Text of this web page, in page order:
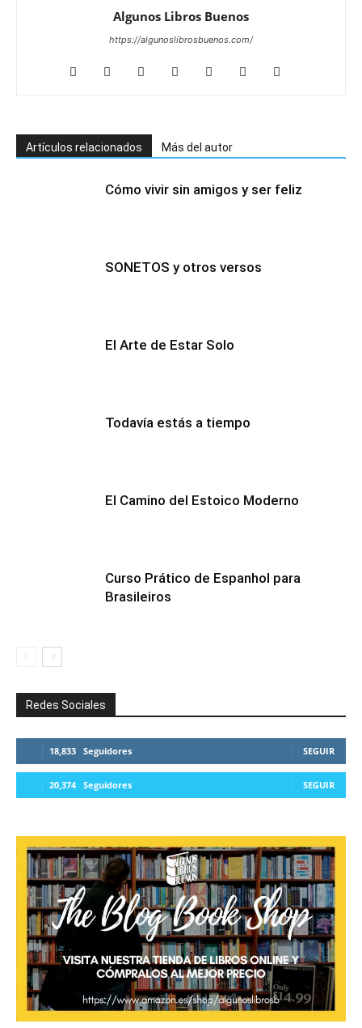
Algunos Libros Buenos
https://algunoslibrosbuenos.com/
Artículos relacionados Más del autor
Cómo vivir sin amigos y ser feliz
SONETOS y otros versos
El Arte de Estar Solo
Todavía estás a tiempo
El Camino del Estoico Moderno
Curso Prático de Espanhol para
Brasileiros
Redes Sociales
18,833 Seguidores SEGUIR
20,374 Seguidores SEGUIR